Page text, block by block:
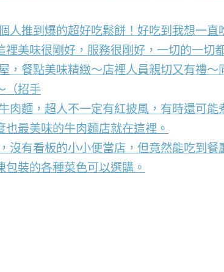
人推到爆的超好吃鬆餅！好吃到我想一直
美味很剛好，服務很剛好，一切的一切
，餐點美味精緻～店裡人員親切又有禮～
（招手
肉麵，超人不一定有紅披風，有時還可能
最美味的牛肉麵店就在這裡。
沒有看板的小小便當店，但竟然能吃到餐
裝的各種菜色可以選購。